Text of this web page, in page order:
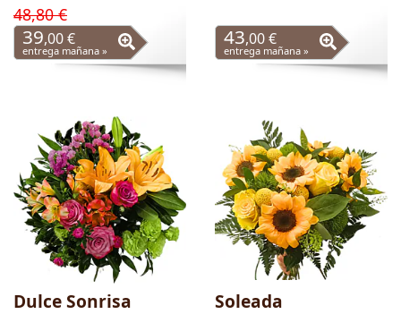
48,80 €
39,00 €
entrega mañana »
43,00 €
entrega mañana »
Dulce Sonrisa Soleada